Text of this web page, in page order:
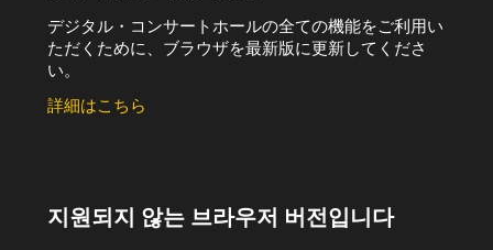
デジタル・コンサートホールの全ての機能をご利用い
ただくために、ブラウザを最新版に更新してくださ
い。
詳細はこちら
지원되지 않는 브라우저 버전입니다